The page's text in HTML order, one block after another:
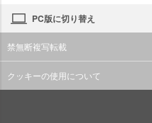
PC版に切り替え
禁無断複写転載
クッキーの使用について